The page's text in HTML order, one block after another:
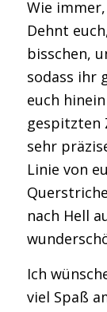
Wie
Dehnt
bisschen,
sodass ihr
euch
gespitzten
sehr
Linie von
nach Hell
Ich
viel Spaß